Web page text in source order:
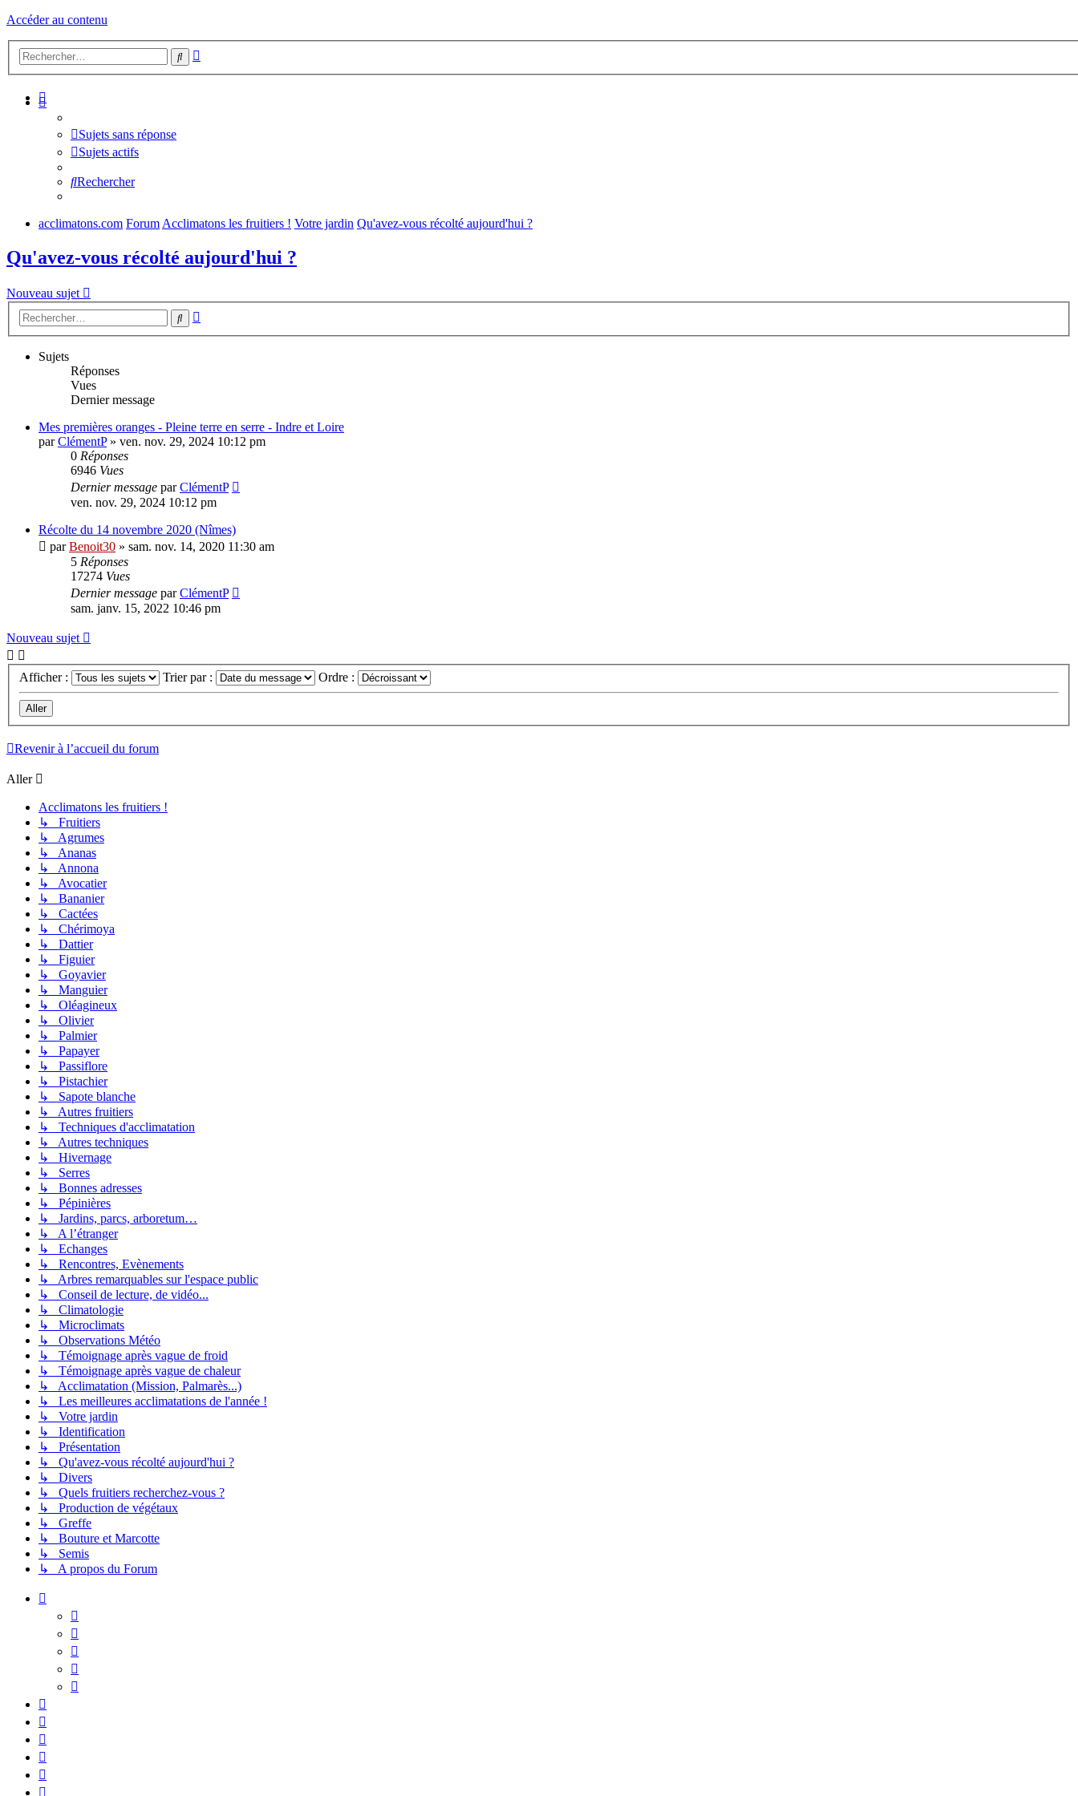
Accéder au contenu
Rechercher
Sujets sans réponse
Sujets actifs
Rechercher
acclimatons.com Forum Acclimatons les fruitiers ! Votre jardin Qu'avez-vous récolté aujourd'hui ?
Qu'avez-vous récolté aujourd'hui ?
Nouveau sujet
Rechercher
Sujets
Réponses
Vues
Dernier message
Mes premières oranges - Pleine terre en serre - Indre et Loire
parClémentP» ven. nov. 29, 2024 10:12 pm
0 Réponses
6946 Vues
Dernier message parClémentP
ven. nov. 29, 2024 10:12 pm
Récolte du 14 novembre 2020 (Nîmes)
parBenoit30 » sam. nov. 14, 2020 11:30 am
5 Réponses
17274 Vues
Dernier message parClémentP
sam. janv. 15, 2022 10:46 pm
Nouveau sujet
Afficher : Trier par : Ordre :
Revenir à l’accueil du forum
Aller
Acclimatons les fruitiers !
↳ Fruitiers
↳ Agrumes
↳ Ananas
↳ Annona
↳ Avocatier
↳ Bananier
↳ Cactées
↳ Chérimoya
↳ Dattier
↳ Figuier
↳ Goyavier
↳ Manguier
↳ Oléagineux
↳ Olivier
↳ Palmier
↳ Papayer
↳ Passiflore
↳ Pistachier
↳ Sapote blanche
↳ Autres fruitiers
↳ Techniques d'acclimatation
↳ Autres techniques
↳ Hivernage
↳ Serres
↳ Bonnes adresses
↳ Pépinières
↳ Jardins, parcs, arboretum…
↳ A l’étranger
↳ Echanges
↳ Rencontres, Evènements
↳ Arbres remarquables sur l'espace public
↳ Conseil de lecture, de vidéo...
↳ Climatologie
↳ Microclimats
↳ Observations Météo
↳ Témoignage après vague de froid
↳ Témoignage après vague de chaleur
↳ Acclimatation (Mission, Palmarès...)
↳ Les meilleures acclimatations de l'année !
↳ Votre jardin
↳ Identification
↳ Présentation
↳ Qu'avez-vous récolté aujourd'hui ?
↳ Divers
↳ Quels fruitiers recherchez-vous ?
↳ Production de végétaux
↳ Greffe
↳ Bouture et Marcotte
↳ Semis
↳ A propos du Forum